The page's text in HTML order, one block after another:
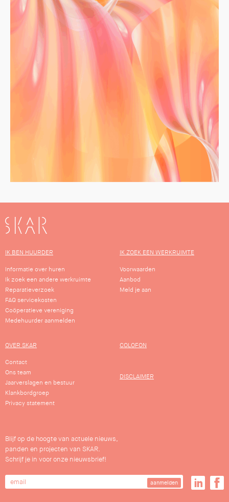
SKAR
IK BEN HUURDER
Informatie over huren
Ik zoek een andere werkruimte
Reparatieverzoek
FAQ servicekosten
Coöperatieve vereniging
Medehuurder aanmelden
IK ZOEK EEN WERKRUIMTE
Voorwaarden
Aanbod
Meld je aan
OVER SKAR
Contact
Ons team
Jaarverslagen en bestuur
Klankbordgroep
Privacy statement
COLOFON
DISCLAIMER
Blijf op de hoogte van actuele nieuws,
panden en projecten van SKAR.
Schrijf je in voor onze nieuwsbrief!